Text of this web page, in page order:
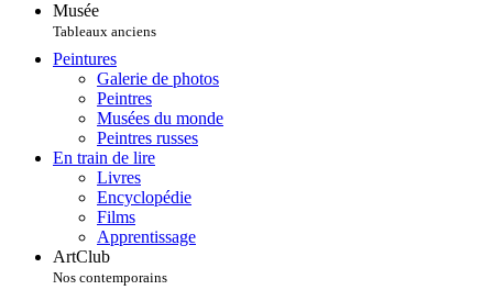
Musée
Tableaux anciens
Peintures
Galerie de photos
Peintres
Musées du monde
Peintres russes
En train de lire
Livres
Encyclopédie
Films
Apprentissage
ArtClub
Nos contemporains